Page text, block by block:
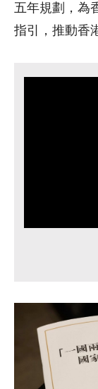
五年規劃，為
指引，推動香